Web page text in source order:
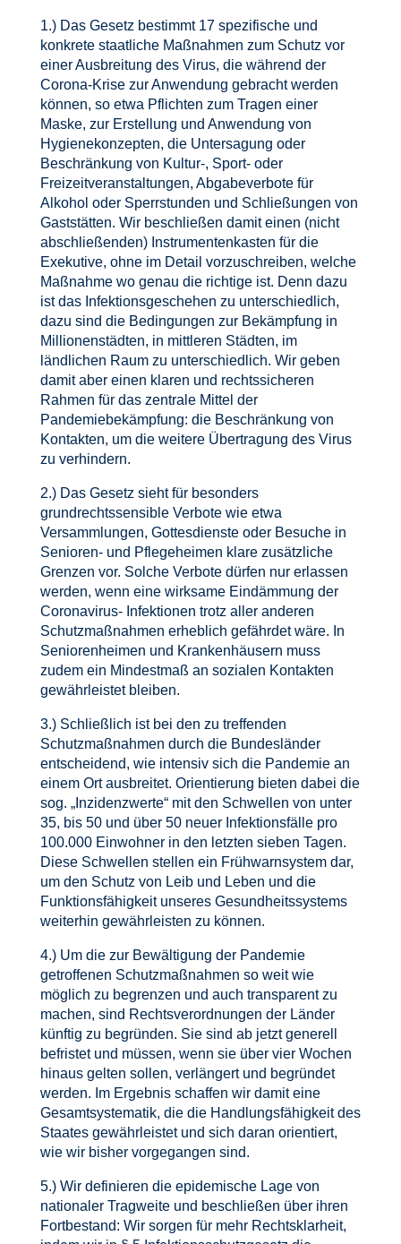
1.) Das Gesetz bestimmt 17 spezifische und
konkrete staatliche Maßnahmen zum Schutz vor
einer Ausbreitung des Virus, die während der
Corona-Krise zur Anwendung gebracht werden
können, so etwa Pflichten zum Tragen einer
Maske, zur Erstellung und Anwendung von
Hygienekonzepten, die Untersagung oder
Beschränkung von Kultur-, Sport- oder
Freizeitveranstaltungen, Abgabeverbote für
Alkohol oder Sperrstunden und Schließungen von
Gaststätten. Wir beschließen damit einen (nicht
abschließenden) Instrumentenkasten für die
Exekutive, ohne im Detail vorzuschreiben, welche
Maßnahme wo genau die richtige ist. Denn dazu
ist das Infektionsgeschehen zu unterschiedlich,
dazu sind die Bedingungen zur Bekämpfung in
Millionenstädten, in mittleren Städten, im
ländlichen Raum zu unterschiedlich. Wir geben
damit aber einen klaren und rechtssicheren
Rahmen für das zentrale Mittel der
Pandemiebekämpfung: die Beschränkung von
Kontakten, um die weitere Übertragung des Virus
zu verhindern.
2.) Das Gesetz sieht für besonders
grundrechtssensible Verbote wie etwa
Versammlungen, Gottesdienste oder Besuche in
Senioren- und Pflegeheimen klare zusätzliche
Grenzen vor. Solche Verbote dürfen nur erlassen
werden, wenn eine wirksame Eindämmung der
Coronavirus- Infektionen trotz aller anderen
Schutzmaßnahmen erheblich gefährdet wäre. In
Seniorenheimen und Krankenhäusern muss
zudem ein Mindestmaß an sozialen Kontakten
gewährleistet bleiben.
3.) Schließlich ist bei den zu treffenden
Schutzmaßnahmen durch die Bundesländer
entscheidend, wie intensiv sich die Pandemie an
einem Ort ausbreitet. Orientierung bieten dabei die
sog. „Inzidenzwerte“ mit den Schwellen von unter
35, bis 50 und über 50 neuer Infektionsfälle pro
100.000 Einwohner in den letzten sieben Tagen.
Diese Schwellen stellen ein Frühwarnsystem dar,
um den Schutz von Leib und Leben und die
Funktionsfähigkeit unseres Gesundheitssystems
weiterhin gewährleisten zu können.
4.) Um die zur Bewältigung der Pandemie
getroffenen Schutzmaßnahmen so weit wie
möglich zu begrenzen und auch transparent zu
machen, sind Rechtsverordnungen der Länder
künftig zu begründen. Sie sind ab jetzt generell
befristet und müssen, wenn sie über vier Wochen
hinaus gelten sollen, verlängert und begründet
werden. Im Ergebnis schaffen wir damit eine
Gesamtsystematik, die die Handlungsfähigkeit des
Staates gewährleistet und sich daran orientiert,
wie wir bisher vorgegangen sind.
5.) Wir definieren die epidemische Lage von
nationaler Tragweite und beschließen über ihren
Fortbestand: Wir sorgen für mehr Rechtsklarheit,